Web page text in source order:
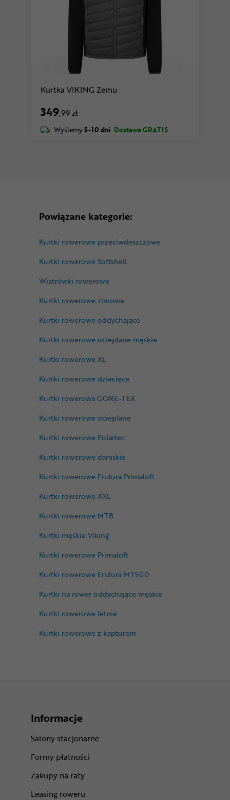
Kurtka VIKING Zemu
349,99 zł
Wyślemy5-10 dni Dostawa GRATIS
Powiązane kategorie:
Kurtki rowerowe przeciwdeszczowe
Kurtki rowerowe Softshell
Wiatrówki rowerowe
Kurtki rowerowe zimowe
Kurtki rowerowe oddychające
Kurtki rowerowe ocieplane męskie
Kurtki rowerowe XL
Kurtki rowerowe dziecięce
Kurtki rowerowa GORE-TEX
Kurtki rowerowe ocieplane
Kurtki rowerowe Polartec
Kurtki rowerowe damskie
Kurtki rowerowe Endura Primaloft
Kurtki rowerowe XXL
Kurtki rowerowe MTB
Kurtki męskie Viking
Kurtki rowerowe Primaloft
Kurtki rowerowe Endura MT500
Kurtki na rower oddychające męskie
Kurtki rowerowe letnie
Kurtki rowerowe z kapturem
Informacje
Salony stacjonarne
Formy płatności
Zakupy na raty
Leasing roweru